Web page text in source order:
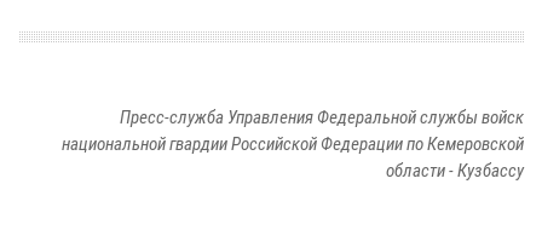
Пресс-служба Управления Федеральной службы войск
национальной гвардии Российской Федерации по Кемеровской
области - Кузбассу